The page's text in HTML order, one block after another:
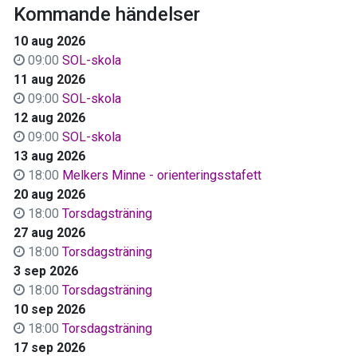
Kommande händelser
10 aug 2026
09:00 SOL-skola
11 aug 2026
09:00 SOL-skola
12 aug 2026
09:00 SOL-skola
13 aug 2026
18:00 Melkers Minne - orienteringsstafett
20 aug 2026
18:00 Torsdagsträning
27 aug 2026
18:00 Torsdagsträning
3 sep 2026
18:00 Torsdagsträning
10 sep 2026
18:00 Torsdagsträning
17 sep 2026